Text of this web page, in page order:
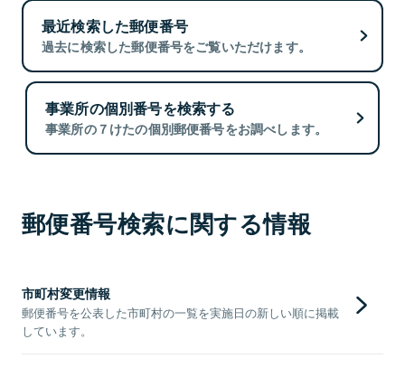
最近検索した郵便番号
過去に検索した郵便番号をご覧いただけます。
事業所の個別番号を検索する
事業所の７けたの個別郵便番号をお調べします。
郵便番号検索に関する情報
市町村変更情報
郵便番号を公表した市町村の一覧を実施日の新しい順に掲載
しています。